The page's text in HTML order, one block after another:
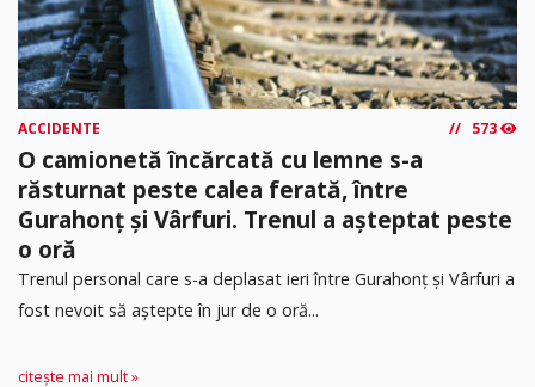
ACCIDENTE 573
O camionetă încărcată cu lemne s-a
răsturnat peste calea ferată, între
Gurahonț și Vârfuri. Trenul a așteptat peste
o oră
Trenul personal care s-a deplasat ieri între Gurahonț și Vârfuri a
fost nevoit să aștepte în jur de o oră...
citește mai mult »